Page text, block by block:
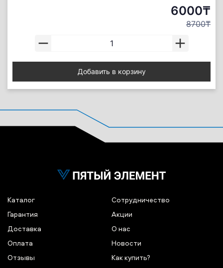
6000₸
8700₸
Добавить в корзину
Каталог
Гарантия
Доставка
Оплата
Отзывы
Сотрудничество
Акции
О нас
Новости
Как купить?